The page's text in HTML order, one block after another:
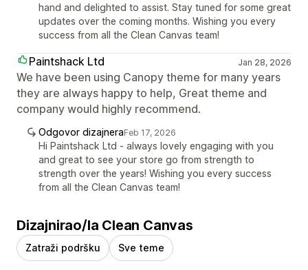
hand and delighted to assist. Stay tuned for some great
updates over the coming months. Wishing you every
success from all the Clean Canvas team!
Paintshack Ltd Jan 28, 2026
We have been using Canopy theme for many years
they are always happy to help, Great theme and
company would highly recommend.
Odgovor dizajneraFeb 17, 2026
Hi Paintshack Ltd - always lovely engaging with you
and great to see your store go from strength to
strength over the years! Wishing you every success
from all the Clean Canvas team!
Dizajnirao/la Clean Canvas
Zatraži podršku Sve teme